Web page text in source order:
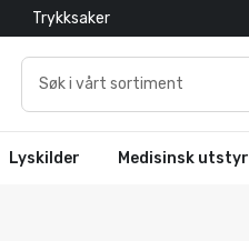
Trykksaker
Lyskilder Medisinsk utstyr